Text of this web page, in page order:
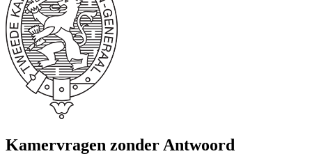
Kamervragen zonder Antwoord